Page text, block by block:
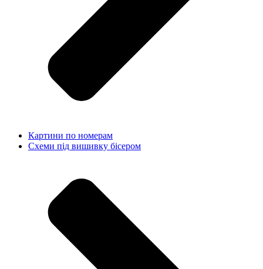
Картини по номерам
Схеми під вишивку бісером